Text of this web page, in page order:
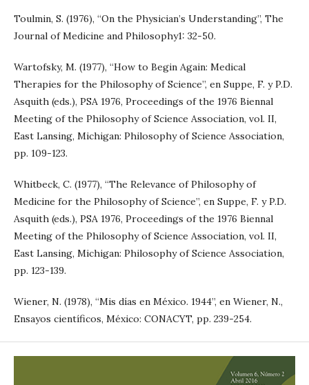
Toulmin, S. (1976), “On the Physician’s Understanding”, The
Journal of Medicine and Philosophy1: 32-50.
Wartofsky, M. (1977), “How to Begin Again: Medical
Therapies for the Philosophy of Science”, en Suppe, F. y P.D.
Asquith (eds.), PSA 1976, Proceedings of the 1976 Biennal
Meeting of the Philosophy of Science Association, vol. II,
East Lansing, Michigan: Philosophy of Science Association,
pp. 109-123.
Whitbeck, C. (1977), “The Relevance of Philosophy of
Medicine for the Philosophy of Science”, en Suppe, F. y P.D.
Asquith (eds.), PSA 1976, Proceedings of the 1976 Biennal
Meeting of the Philosophy of Science Association, vol. II,
East Lansing, Michigan: Philosophy of Science Association,
pp. 123-139.
Wiener, N. (1978), “Mis días en México. 1944”, en Wiener, N.,
Ensayos científicos, México: CONACYT, pp. 239-254.